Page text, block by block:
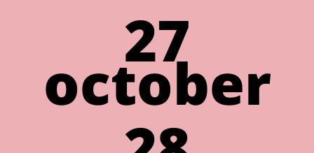
27
october